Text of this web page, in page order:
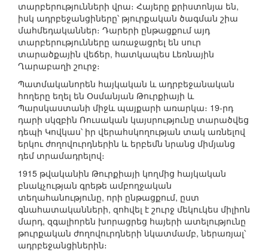
տարբերությունների վրա։ Հայերը քրիստոնյա են,
իսկ ադրբեջանցիները՝ թյուրքական ծագման շիա
մահմեդականներ։ Դարերի ընթացքում այդ
տարբերությունները առաջացրել են սուր
տարածքային վեճեր, հատկապես Լեռնային
Ղարաբաղի շուրջ։
Պատմականորեն հայկական և ադրբեջանական
հողերը եղել են Օսմանյան Թուրքիայի և
Պարսկաստանի միջև պայքարի առարկա։ 19-րդ
դարի սկզբին Ռուսական կայսրությունը տարածվեց
դեպի Կովկաս՝ իր վերահսկողության տակ առնելով
երկու ժողովուրդներին և երբեմն նրանց միմյանց
դեմ տրամադրելով։
1915 թվականին Թուրքիայի կողմից հայկական
բնակչության գրեթե ամբողջական
տեղահանությունը, որի ընթացքում, ըստ
գնահատականների, զոհվել է շուրջ մեկուկես միլիոն
մարդ, զգալիորեն խորացրեց հայերի ատելությունը
թուրքական ժողովուրդների նկատմամբ, ներառյալ՝
ադրբեջանցիներին։